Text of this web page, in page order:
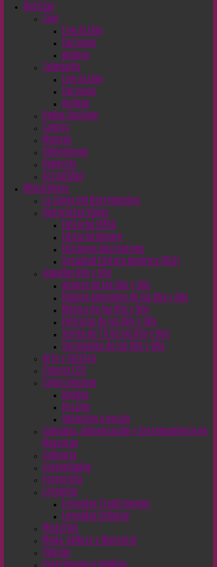
Noticias
Cine
Live Action
Cartoons
Animes
Televisión
Live Action
Cartoons
Animes
Redes Sociales
Comics
Mangas
Videojuegos
Deportes
Actualidad
Misceláneos
La Cueva del Retrogaming
Historietas Viejas
Editorial EMSA
Editorial Novaro
Ediciones Recreativas
Sociedad Editora América (SEA)
Aquellos 80s y 90s
Animes de los 80s y 90s
Dibujos Animados de los 80s y 90s
Música de los 80s y 90s
Películas de los 80s y 90s
Series de TV de los 80s y 90s
Variedades de los 80s y 90s
Arte y Cultura
Cinema CC0
Coleccionismo
Relojes
Puzzles
Vehículos a escala
Cuidados, Alimentación y Entrenamiento de
Mascotas
Culinaria
Curiosidades
Fotografía
Leyendas
Leyendas Tradicionales
Leyendas Urbanas
Misterios
Moda, Belleza y Bienestar
Opinión
Pasatiempos y Hobbies